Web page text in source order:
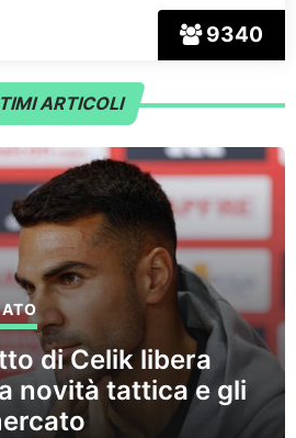
9340
ARTICOLI
di Celik libera
novità tattica e gli